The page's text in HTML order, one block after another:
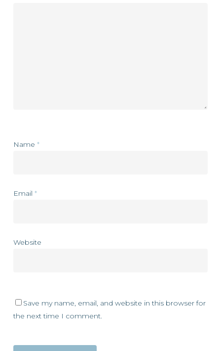
Name *
Email *
Website
Save my name, email, and website in this browser for
the next time I comment.